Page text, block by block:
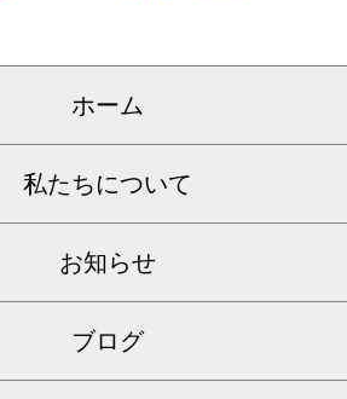
ホーム
私たちについて
お知らせ
ブログ